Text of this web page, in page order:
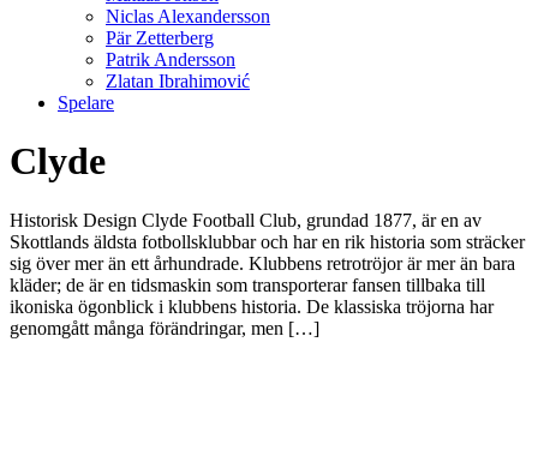
Niclas Alexandersson
Pär Zetterberg
Patrik Andersson
Zlatan Ibrahimović
Spelare
Clyde
Historisk Design Clyde Football Club, grundad 1877, är en av
Skottlands äldsta fotbollsklubbar och har en rik historia som sträcker
sig över mer än ett århundrade. Klubbens retrotröjor är mer än bara
kläder; de är en tidsmaskin som transporterar fansen tillbaka till
ikoniska ögonblick i klubbens historia. De klassiska tröjorna har
genomgått många förändringar, men […]